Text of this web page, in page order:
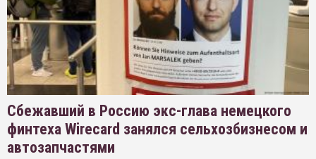
Сбежавший в Россию экс-глава немецкого
финтеха Wirecard занялся сельхозбизнесом и
автозапчастями